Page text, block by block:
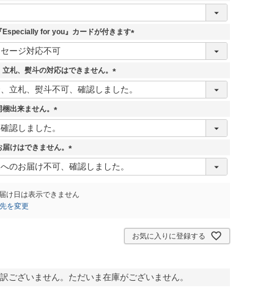
Especially for you』カードが付きます
(
札、熨斗の対応はできません。
(
必
出来ません。
(
必
須
けはできません。
(
必
)
け日は表示できません
を変更
お気に入りに登録する
ございません。ただいま在庫がございません。